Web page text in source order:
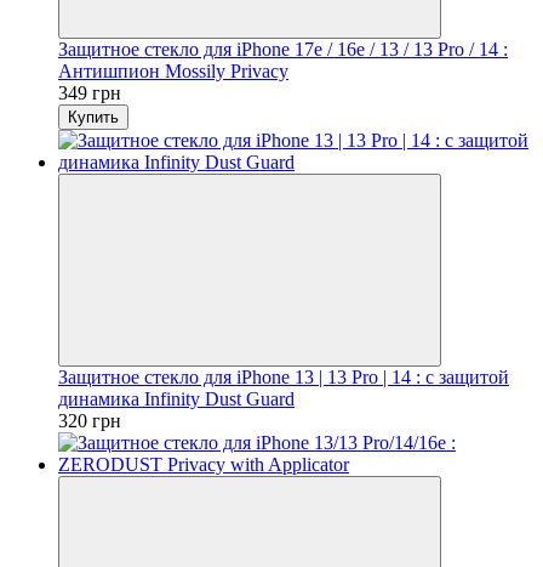
Защитное стекло для iPhone 17e / 16e / 13 / 13 Pro / 14 :
Антишпион Mossily Privacy
349 грн
Купить
Защитное стекло для iPhone 13 | 13 Pro | 14 : с защитой
динамика Infinity Dust Guard
320 грн